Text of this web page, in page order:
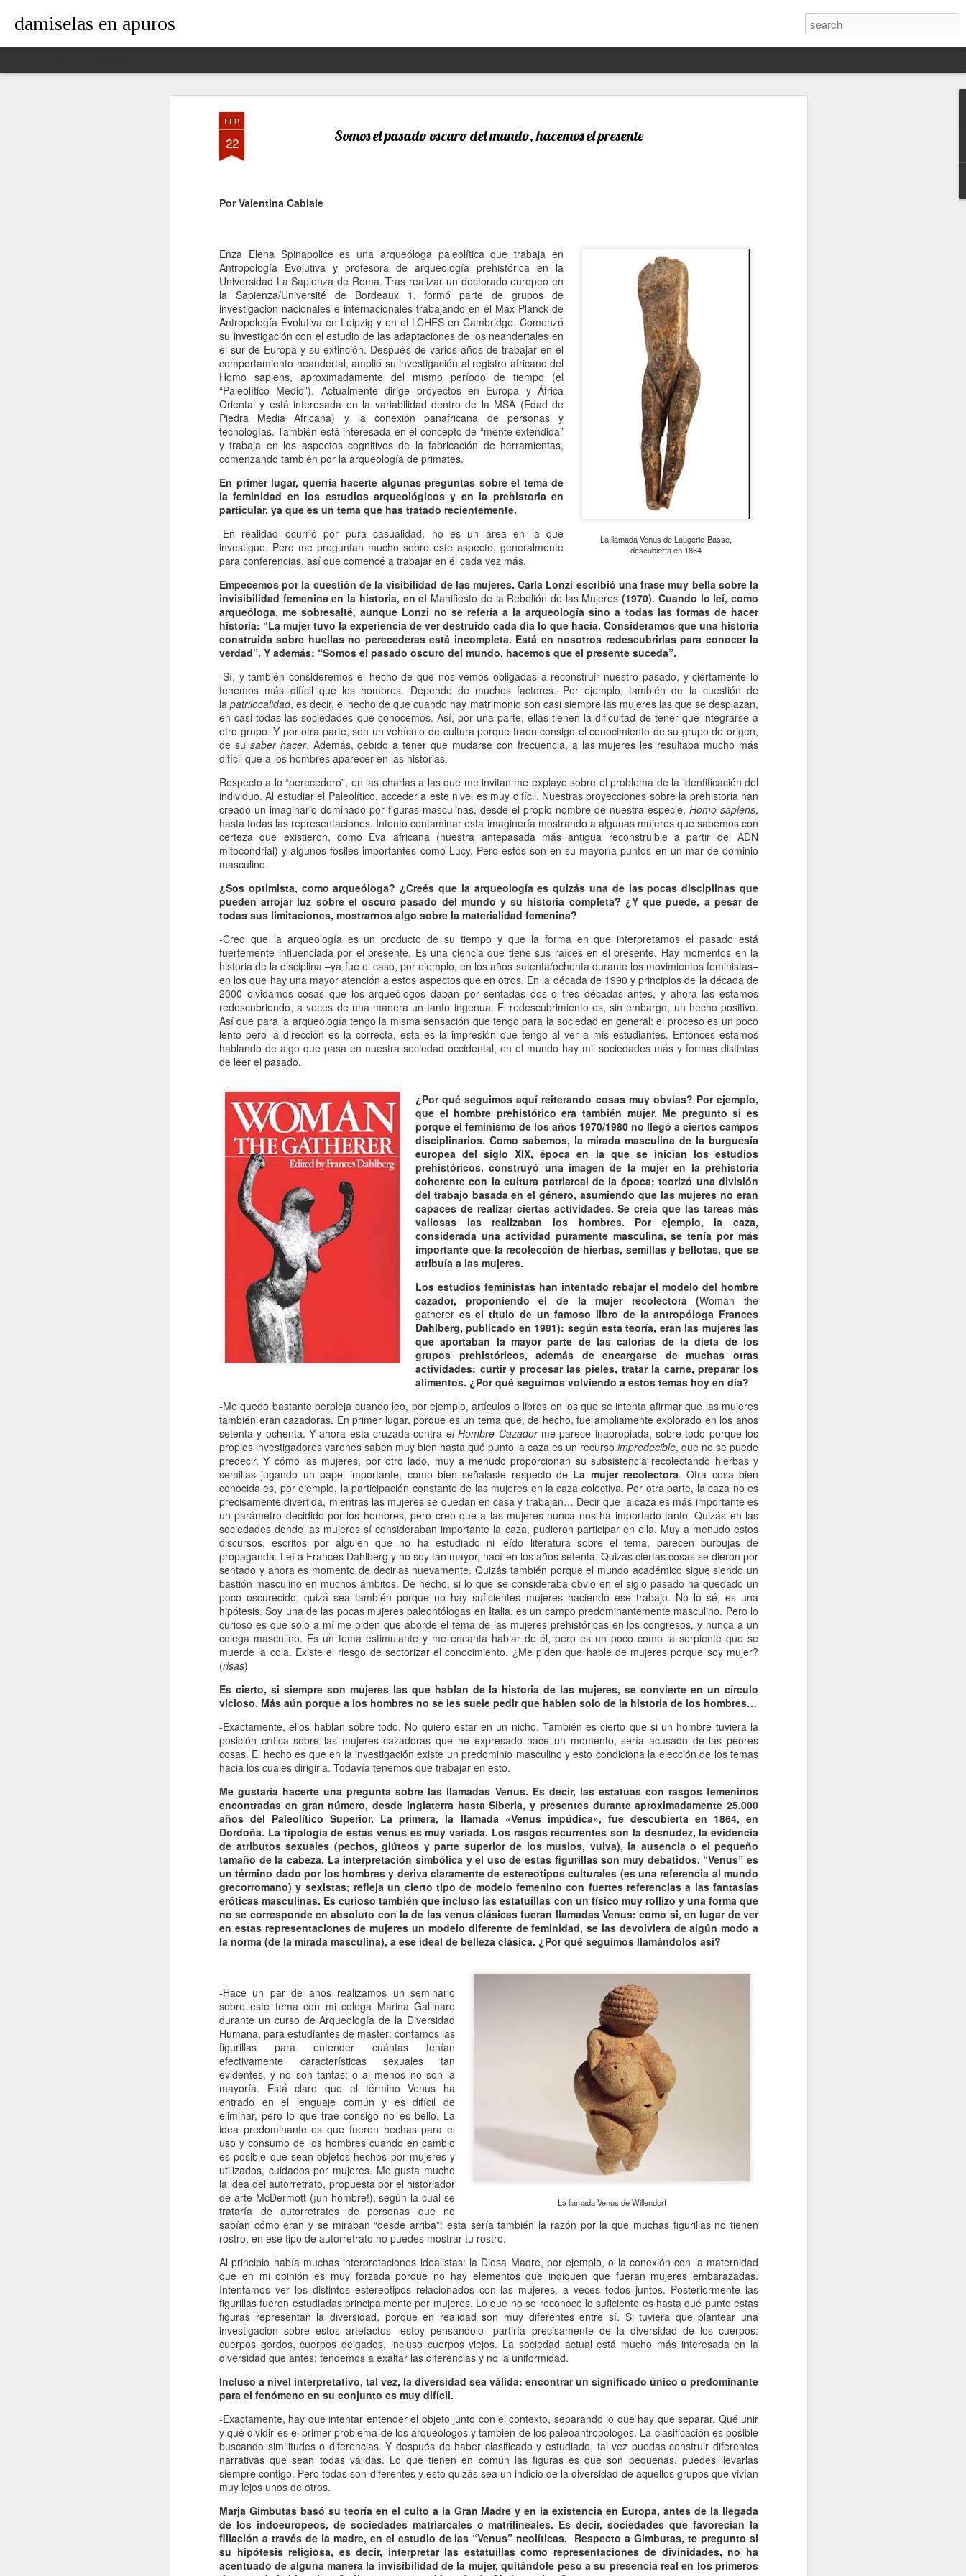
FEB
22 Somos el pasado oscuro del mundo, hacemos el presente
Por Valentina Cabiale
La llamada Venus de Laugerie-Basse,
descubierta en 1864
Enza Elena Spinapolice es una arqueóloga paleolítica que trabaja en
Antropología Evolutiva y profesora de arqueología prehistórica en la
Universidad La Sapienza de Roma. Tras realizar un doctorado europeo en
la Sapienza/Université de Bordeaux 1, formó parte de grupos de
investigación nacionales e internacionales trabajando en el Max Planck de
Antropología Evolutiva en Leipzig y en el LCHES en Cambridge. Comenzó
su investigación con el estudio de las adaptaciones de los neandertales en
el sur de Europa y su extinción. Después de varios años de trabajar en el
comportamiento neandertal, amplió su investigación al registro africano del
Homo sapiens, aproximadamente del mismo período de tiempo (el
“Paleolítico Medio”). Actualmente dirige proyectos en Europa y África
Oriental y está interesada en la variabilidad dentro de la MSA (Edad de
Piedra Media Africana) y la conexión panafricana de personas y
tecnologías. También está interesada en el concepto de “mente extendida”
y trabaja en los aspectos cognitivos de la fabricación de herramientas,
comenzando también por la arqueología de primates.
En primer lugar, querría hacerte algunas preguntas sobre el tema de
la feminidad en los estudios arqueológicos y en la prehistoria en
particular, ya que es un tema que has tratado recientemente.
-En realidad ocurrió por pura casualidad, no es un área en la que
investigue. Pero me preguntan mucho sobre este aspecto, generalmente
para conferencias, así que comencé a trabajar en él cada vez más.
Empecemos por la cuestión de la visibilidad de las mujeres. Carla Lonzi escribió una frase muy bella sobre la
invisibilidad femenina en la historia, en el Manifiesto de la Rebelión de las Mujeres (1970). Cuando lo leí, como
arqueóloga, me sobresalté, aunque Lonzi no se refería a la arqueología sino a todas las formas de hacer
historia: “La mujer tuvo la experiencia de ver destruido cada día lo que hacía. Consideramos que una historia
construida sobre huellas no perecederas está incompleta. Está en nosotros redescubrirlas para conocer la
verdad”. Y además: “Somos el pasado oscuro del mundo, hacemos que el presente suceda”.
-Sí, y también consideremos el hecho de que nos vemos obligadas a reconstruir nuestro pasado, y ciertamente lo
tenemos más difícil que los hombres. Depende de muchos factores. Por ejemplo, también de la cuestión de
lapatrilocalidad, es decir, el hecho de que cuando hay matrimonio son casi siempre las mujeres las que se desplazan,
en casi todas las sociedades que conocemos. Así, por una parte, ellas tienen la dificultad de tener que integrarse a
otro grupo. Y por otra parte, son un vehículo de cultura porque traen consigo el conocimiento de su grupo de origen,
de su saber hacer. Además, debido a tener que mudarse con frecuencia, a las mujeres les resultaba mucho más
difícil que a los hombres aparecer en las historias.
Respecto a lo “perecedero”, en las charlas a las que me invitan me explayo sobre el problema de la identificación del
individuo. Al estudiar el Paleolítico, acceder a este nivel es muy difícil. Nuestras proyecciones sobre la prehistoria han
creado un imaginario dominado por figuras masculinas, desde el propio nombre de nuestra especie, Homo sapiens,
hasta todas las representaciones. Intento contaminar esta imaginería mostrando a algunas mujeres que sabemos con
certeza que existieron, como Eva africana (nuestra antepasada más antigua reconstruible a partir del ADN
mitocondrial) y algunos fósiles importantes como Lucy. Pero estos son en su mayoría puntos en un mar de dominio
masculino.
¿Sos optimista, como arqueóloga? ¿Creés que la arqueología es quizás una de las pocas disciplinas que
pueden arrojar luz sobre el oscuro pasado del mundo y su historia completa? ¿Y que puede, a pesar de
todas sus limitaciones, mostrarnos algo sobre la materialidad femenina?
-Creo que la arqueología es un producto de su tiempo y que la forma en que interpretamos el pasado está
fuertemente influenciada por el presente. Es una ciencia que tiene sus raíces en el presente. Hay momentos en la
historia de la disciplina –ya fue el caso, por ejemplo, en los años setenta/ochenta durante los movimientos feministas–
en los que hay una mayor atención a estos aspectos que en otros. En la década de 1990 y principios de la década de
2000 olvidamos cosas que los arqueólogos daban por sentadas dos o tres décadas antes, y ahora las estamos
redescubriendo, a veces de una manera un tanto ingenua. El redescubrimiento es, sin embargo, un hecho positivo.
Así que para la arqueología tengo la misma sensación que tengo para la sociedad en general: el proceso es un poco
lento pero la dirección es la correcta, esta es la impresión que tengo al ver a mis estudiantes. Entonces estamos
hablando de algo que pasa en nuestra sociedad occidental, en el mundo hay mil sociedades más y formas distintas
de leer el pasado.
¿Por qué seguimos aquí reiterando cosas muy obvias? Por ejemplo,
que el hombre prehistórico era también mujer. Me pregunto si es
porque el feminismo de los años 1970/1980 no llegó a ciertos campos
disciplinarios. Como sabemos, la mirada masculina de la burguesía
europea del siglo XIX, época en la que se inician los estudios
prehistóricos, construyó una imagen de la mujer en la prehistoria
coherente con la cultura patriarcal de la época; teorizó una división
del trabajo basada en el género, asumiendo que las mujeres no eran
capaces de realizar ciertas actividades. Se creía que las tareas más
valiosas las realizaban los hombres. Por ejemplo, la caza,
considerada una actividad puramente masculina, se tenía por más
importante que la recolección de hierbas, semillas y bellotas, que se
atribuía a las mujeres.
Los estudios feministas han intentado rebajar el modelo del hombre
cazador, proponiendo el de la mujer recolectora (Woman the
gatherer es el título de un famoso libro de la antropóloga Frances
Dahlberg, publicado en 1981): según esta teoría, eran las mujeres las
que aportaban la mayor parte de las calorías de la dieta de los
grupos prehistóricos, además de encargarse de muchas otras
actividades: curtir y procesar las pieles, tratar la carne, preparar los
alimentos. ¿Por qué seguimos volviendo a estos temas hoy en día?
-Me quedo bastante perpleja cuando leo, por ejemplo, artículos o libros en los que se intenta afirmar que las mujeres
también eran cazadoras. En primer lugar, porque es un tema que, de hecho, fue ampliamente explorado en los años
setenta y ochenta. Y ahora esta cruzada contra el Hombre Cazadorme parece inapropiada, sobre todo porque los
propios investigadores varones saben muy bien hasta qué punto la caza es un recurso impredecible, que no se puede
predecir. Y cómo las mujeres, por otro lado, muy a menudo proporcionan su subsistencia recolectando hierbas y
semillas jugando un papel importante, como bien señalaste respecto de La mujer recolectora. Otra cosa bien
conocida es, por ejemplo, la participación constante de las mujeres en la caza colectiva. Por otra parte, la caza no es
precisamente divertida, mientras las mujeres se quedan en casa y trabajan… Decir que la caza es más importante es
un parámetro decidido por los hombres, pero creo que a las mujeres nunca nos ha importado tanto. Quizás en las
sociedades donde las mujeres sí consideraban importante la caza, pudieron participar en ella. Muy a menudo estos
discursos, escritos por alguien que no ha estudiado ni leído literatura sobre el tema, parecen burbujas de
propaganda. Leí a Frances Dahlberg y no soy tan mayor, nací en los años setenta. Quizás ciertas cosas se dieron por
sentado y ahora es momento de decirlas nuevamente. Quizás también porque el mundo académico sigue siendo un
bastión masculino en muchos ámbitos. De hecho, si lo que se consideraba obvio en el siglo pasado ha quedado un
poco oscurecido, quizá sea también porque no hay suficientes mujeres haciendo ese trabajo. No lo sé, es una
hipótesis. Soy una de las pocas mujeres paleontólogas en Italia, es un campo predominantemente masculino. Pero lo
curioso es que solo a mí me piden que aborde el tema de las mujeres prehistóricas en los congresos, y nunca a un
colega masculino. Es un tema estimulante y me encanta hablar de él, pero es un poco como la serpiente que se
muerde la cola. Existe el riesgo de sectorizar el conocimiento. ¿Me piden que hable de mujeres porque soy mujer?
(risas)
Es cierto, si siempre son mujeres las que hablan de la historia de las mujeres, se convierte en un círculo
vicioso. Más aún porque a los hombres no se les suele pedir que hablen solo de la historia de los hombres…
-Exactamente, ellos hablan sobre todo. No quiero estar en un nicho. También es cierto que si un hombre tuviera la
posición crítica sobre las mujeres cazadoras que he expresado hace un momento, sería acusado de las peores
cosas. El hecho es que en la investigación existe un predominio masculino y esto condiciona la elección de los temas
hacia los cuales dirigirla. Todavía tenemos que trabajar en esto.
Me gustaría hacerte una pregunta sobre las llamadas Venus. Es decir, las estatuas con rasgos femeninos
encontradas en gran número, desde Inglaterra hasta Siberia, y presentes durante aproximadamente 25.000
años del Paleolítico Superior. La primera, la llamada «Venus impúdica», fue descubierta en 1864, en
Dordoña. La tipología de estas venus es muy variada. Los rasgos recurrentes son la desnudez, la evidencia
de atributos sexuales (pechos, glúteos y parte superior de los muslos, vulva), la ausencia o el pequeño
tamaño de la cabeza. La interpretación simbólica y el uso de estas figurillas son muy debatidos. “Venus” es
un término dado por los hombres y deriva claramente de estereotipos culturales (es una referencia al mundo
grecorromano) y sexistas; refleja un cierto tipo de modelo femenino con fuertes referencias a las fantasías
eróticas masculinas. Es curioso también que incluso las estatuillas con un físico muy rollizo y una forma que
no se corresponde en absoluto con la de las venus clásicas fueran llamadas Venus: como si, en lugar de ver
en estas representaciones de mujeres un modelo diferente de feminidad, se las devolviera de algún modo a
la norma (de la mirada masculina), a ese ideal de belleza clásica. ¿Por qué seguimos llamándolos así?
La llamada Venus de Willendorf
-Hace un par de años realizamos un seminario
sobre este tema con mi colega Marina Gallinaro
durante un curso de Arqueología de la Diversidad
Humana, para estudiantes de máster: contamos las
figurillas para entender cuántas tenían
efectivamente características sexuales tan
evidentes, y no son tantas; o al menos no son la
mayoría. Está claro que el término Venus ha
entrado en el lenguaje común y es difícil de
eliminar, pero lo que trae consigo no es bello. La
idea predominante es que fueron hechas para el
uso y consumo de los hombres cuando en cambio
es posible que sean objetos hechos por mujeres y
utilizados, cuidados por mujeres. Me gusta mucho
la idea del autorretrato, propuesta por el historiador
de arte McDermott (¡un hombre!), según la cual se
trataría de autorretratos de personas que no
sabían cómo eran y se miraban “desde arriba”: esta sería también la razón por la que muchas figurillas no tienen
rostro, en ese tipo de autorretrato no puedes mostrar tu rostro.
Al principio había muchas interpretaciones idealistas: la Diosa Madre, por ejemplo, o la conexión con la maternidad
que en mi opinión es muy forzada porque no hay elementos que indiquen que fueran mujeres embarazadas.
Intentamos ver los distintos estereotipos relacionados con las mujeres, a veces todos juntos. Posteriormente las
figurillas fueron estudiadas principalmente por mujeres. Lo que no se reconoce lo suficiente es hasta qué punto estas
figuras representan la diversidad, porque en realidad son muy diferentes entre sí. Si tuviera que plantear una
investigación sobre estos artefactos -estoy pensándolo- partiría precisamente de la diversidad de los cuerpos:
cuerpos gordos, cuerpos delgados, incluso cuerpos viejos. La sociedad actual está mucho más interesada en la
diversidad que antes: tendemos a exaltar las diferencias y no la uniformidad.
Incluso a nivel interpretativo, tal vez, la diversidad sea válida: encontrar un significado único o predominante
para el fenómeno en su conjunto es muy difícil.
-Exactamente, hay que intentar entender el objeto junto con el contexto, separando lo que hay que separar. Qué unir
y qué dividir es el primer problema de los arqueólogos y también de los paleoantropólogos. La clasificación es posible
buscando similitudes o diferencias. Y después de haber clasificado y estudiado, tal vez puedas construir diferentes
narrativas que sean todas válidas. Lo que tienen en común las figuras es que son pequeñas, puedes llevarlas
siempre contigo. Pero todas son diferentes y esto quizás sea un indicio de la diversidad de aquellos grupos que vivían
muy lejos unos de otros.
Marja Gimbutas basó su teoría en el culto a la Gran Madre y en la existencia en Europa, antes de la llegada
de los indoeuropeos, de sociedades matriarcales o matrilineales. Es decir, sociedades que favorecían la
filiación a través de la madre, en el estudio de las “Venus” neolíticas. Respecto a Gimbutas, te pregunto si
su hipótesis religiosa, es decir, interpretar las estatuillas como representaciones de divinidades, no ha
acentuado de alguna manera la invisibilidad de la mujer, quitándole peso a su presencia real en los primeros
damiselas en apuros
13
un afortunado encuentro escénico
grandes potencias, de gobiernos talibanes, de un avance alucinante
de la ultraderecha más reaccionaria, caprichosa y avasalladora.
Arendt, de cuya muerte a los 69 se cumplieron 50 años en
diciembre pasado, fue una pensadora alemana -de origen judío-
original, audaz, a contracorriente, inconformista, libre de toda
atadura, que no le temió a la polémica.
Retorno ilusionado a
Carmen Martín Gaite
Por Cecilia Sorrentino
“Una vuelve siempre a los viejos
sitios donde amó la vida”, canta
Chavela. Y aunque su amigo de
Úbeda la contradiga en otra
canción: “al lugar donde has sido
feliz no debieras tratar de volver”,
yo regreso a Nubosidad variable,
la novela de Carmen Martín Gaite,
veinte años después.
Tiene algo de aventura. Quizás no
recupere aquel estado de
podrían suscitarse otros nuevos.
Será un reencuentro con mis
marcas y subrayados.
JAN
Escribir contra toda
adversidad (estrepitosa)
Por Teresa Donato
Cuando estudiaba en la facultad,
preparando el examen de
etnografía -el más difícil de la
carrera-, hubo un día que, entre
fichas, fotocopias, libros, café,
puchos y la Olivetti portátil
celeste, me dije: “Esto es lo que
quiero hacer toda la vida”.
Mientras estaba leyendo y
escribiendo en silencio encerrada
en mi habitación, las horas no
JAN
13
Marta Lubos (16/8/1943-
27/3/2026): Retrato de
una mujer en armonía
Hace 10 años, ella fue la "chica
de tapa" de Damiselas: una
denominación que seguramente le
habría dado risa a Marta Lubos,
toda presunción y más bien
renuente a dar entrevistas. Pero
en esta ocasión,
afortunadamente, se avino a
responder, afable y espontánea,
divertida o apasionada -según el
apareciendo la pianista, la
escultora, la cocinera que brinda
una receta.
JAN
13
Por Sonia Novello
“Ser abofeteado teniendo las
manos atadas detrás de la
espalda
Amadeo Novello. Diario de guerra.
Su primera fuga fue una noche
estrellada. Cuenta que avanzaban
arrastrándose por tierra solo
cuando las nubes tapaban la luna.
pedregullo llena de barro y de
pozos de la zona de montaña por
cielo de Yugoslavia.
JAN
13
Damiselas Nº 1, a modo de editorial
Allá por las postrimerías del año 2012 se publicó la primera
edición de Damiselas en apuros, precedida del siguiente introito:
Lo primero que hay que saber es que una damisela no es ni una dama
ni una damita (dicho esto siguiendo las instrucciones de T.S. Eliot para
JAN
13
Gaby Ferrero (1/7/1961- 20/1/2026)
Sus ojos se cerraron -anticipadamente, inesperadamente- y el
mundo de quienes la siguen queriendo y admirando se detuvo,
entre el shock y un enorme desconsuelo. Tan adorable y honesta como
persona, tan excelente y angelada como actriz, tan amorosa y atenta
en su maternidad elegida y conquistada palmo a palmo... Cómo no
pensar en su queridísimo hijo adoptivo Osqui Ferrero, que resultó,
jovencísimo, una notable revelación como actor en Más bello que la
muerte (2022).
JAN
13
Mi Rob Reiner privado
Por Moira Soto
Narrador de varios cuentos románticos fílmicos para gente adulta,
persona muy querida en la farándula hollywoodense y más allá,
comprometido activista del partido demócrata, Rob Reiner -como es
muy sabido por la difusión que tuvo la noticia- fue víctima de la muerte
más horrible que pudiera tener alguien de sus quilates. Una jugarreta
malvada del destino que, en general -salvo a individuos desalmados
como el “presidente” actual de los Estados Unidos-, costó asumir.
JAN
Por María José Eyras
A Ciro Ramón Eyras, 1932-2019
Detrás de la ventana, junto al fuego, mi padre lee.
Si pienso en él, lo veo así, leyendo, la cabeza gris detrás del vidrio. Es
una visión fugaz, apenas un segundo, la de mi padre, sentado de
zona Sur.
JAN
13
Al fin sola y, a la vez, tan bien acompañada
Por Guadalupe Treibel
“La soledad implica que, aunque esté sola, estoy con alguien; es decir,
conmigo misma. Significa que soy dos en uno”, apuntó alguna vez la
filósofa fuera de serie Hannah Arendt, y esa frase es la llave que cierra
el recorrido de Enfin seule (“Por fin sola”), libro de la periodista y
podcaster Lauren Bastide que acaba de editarse en Francia con muy
favorable acogida.
JAN
13
Ganando dos verdaderos amores
Por Caro Alfonso
Hace un año, Mona me salvó la vida. Llegué a la casa de mi hermana
después de manejar muchas horas escuchando la misma lista de
JAN
13
La lectora de la lectora
Por Cecilia Sorrentino
A veces, la lectora regresa a libros entrañables que leyó hace tiempo.
Esta tarde le gustaría volver a Virginia Woolf.
Toma un libro al azar y lo abre. Inmediatamente reconoce el cuarto.
Recorre algunas líneas…
Virginia no está en su escritorio. Junto a la ventana, el pequeño sillón
concentra la última luz que llega del jardín. Virginia lee. Algunas tardes
lee, entre el té y la cena.
JAN
13
¿Broncearse? ¡Un quemo!
Por Guadalupe Treibel
forma segura de quedar color canela: el bronceado saludable no existe.
Es un oxímoron, un verso. Resulta que eso que llamamos “colorcito”
es, en términos médicos, la respuesta a un daño: la piel produce
melanina para defenderse porque la radiación ya empezó a dañar el
ADN de sus células.
JAN
13
Volante, hormonas y burocracia
Por Mariela Sexer
Manejar es algo que me enorgullece, creo que lo hago muy bien y
disfruto mucho la libertad, la independencia y el poder que me da
hacerlo.
Como señalé en la segunda entrega de La inspectora, mi newsletter, es
muy significativa la diferencia de licencias de conducir otorgadas según
el género en Argentina.
En Argentina, la conducción continúa siendo una actividad
principalmente masculina.
13
Por Florencia Bendersky
100 Damiselas. Hemos recorrido un largo camino, muchachas,
parafraseando a los varones publicistas de los años 70 con el fin de
vendernos a las mujeres cigarrillos (y habrían dicho casi cualquier otra
cosa con tal de inducirnos a comprar otro producto). Pero en el caso de
Damiselas, es real el extenso recorrido de este espacio, con mi casi
continuo acompañamiento dentro del universo literario que se fue
construyendo entre sus damiselas firmantes y las/os lectores/as.
JAN
13
Sorpresa y media: Peña desencadenado
Por M.S.
Si hay en la actualidad un representante cabal de la cinefilia -ese amour
fou sin medida por el llamado séptimo arte-, esa persona es, a no
dudarlo, Fernando Martín Peña. Alguien que desde muy joven se dedicó
con entrega absoluta desde los 8, cuando recibió de regalo de su padre
un proyector de super 8.